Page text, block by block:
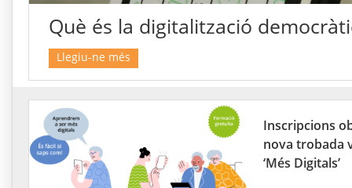
Què és la digitalització
Llegiu-ne més
Inscripcions
nova trobada
‘Més Digitals’